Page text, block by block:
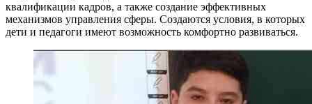
квалификации кадров, а также создание эффективных
механизмов управления сферы. Создаются условия, в которых
дети и педагоги имеют возможность комфортно развиваться.